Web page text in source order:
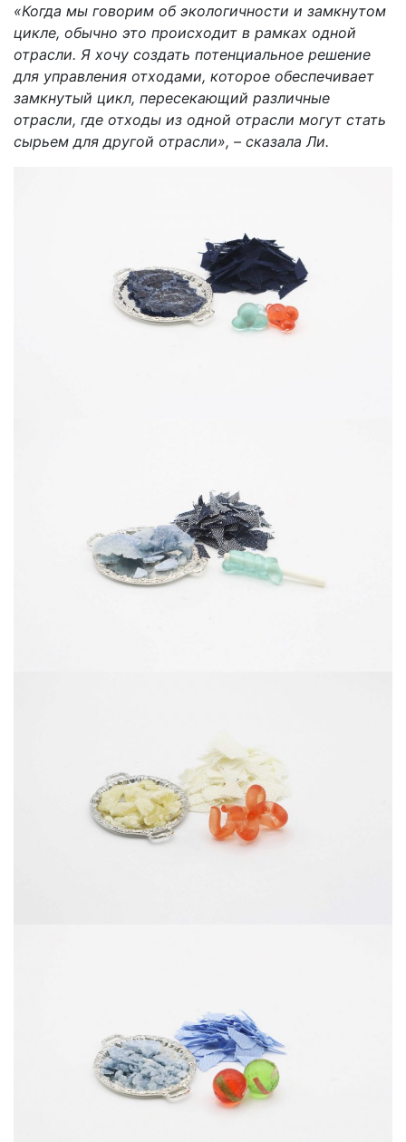
«Когда мы говорим об экологичности и замкнутом
цикле, обычно это происходит в рамках одной
отрасли. Я хочу создать потенциальное решение
для управления отходами, которое обеспечивает
замкнутый цикл, пересекающий различные
отрасли, где отходы из одной отрасли могут стать
сырьем для другой отрасли», – сказала Ли.